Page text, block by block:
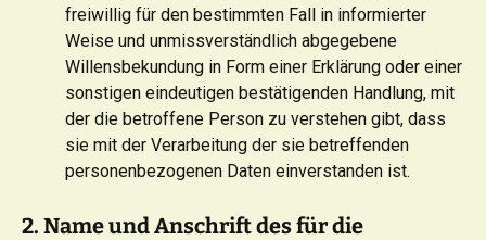
freiwillig für den bestimmten Fall in informierter
Weise und unmissverständlich abgegebene
Willensbekundung in Form einer Erklärung oder einer
sonstigen eindeutigen bestätigenden Handlung, mit
der die betroffene Person zu verstehen gibt, dass
sie mit der Verarbeitung der sie betreffenden
personenbezogenen Daten einverstanden ist.
2. Name und Anschrift des für die